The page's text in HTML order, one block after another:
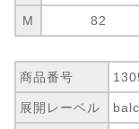
M 82
商品番号
展開レーベル